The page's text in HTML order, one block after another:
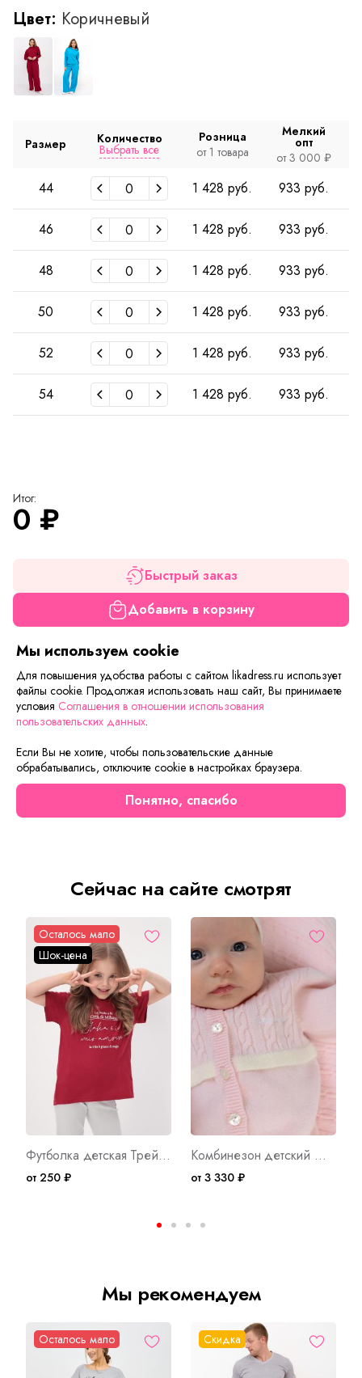
Цвет: Коричневый
Размер Количество
Выбрать все
Розница
от 1 товара
Мелкий
опт
от 3 000 ₽
44 1 428 руб. 933 руб.
46 1 428 руб. 933 руб.
48 1 428 руб. 933 руб.
50 1 428 руб. 933 руб.
52 1 428 руб. 933 руб.
54 1 428 руб. 933 руб.
Итог:
0 ₽
Быстрый заказ
Добавить в корзину
Если вам нужна только эта модель, можете
воспользоваться функцией «Быстрый заказ».
Заполните форму, и через короткое время вам
перезвонит менеджер. Он уточнит все условия заказа,
ответит на вопросы, а также подскажет о вариантах
оплаты и доставки.
Описание товара Характеристики товара
Сейчас на сайте смотрят
Осталось мало
Шок-цена
Футболка детская Трейси К Арт. 9936
от 250 ₽
Комбинезон детский №13 Р Арт. 8049
от 3 330 ₽
Мы рекомендуем
Осталось мало Скидка
Мы используем cookie
Для повышения удобства работы с сайтом likadress.ru использует
файлы cookie. Продолжая использовать наш сайт, Вы принимаете
условия Соглашения в отношении использования
пользовательских данных.
Если Вы не хотите, чтобы пользовательские данные
обрабатывались, отключите cookie в настройках браузера.
Понятно, спасибо